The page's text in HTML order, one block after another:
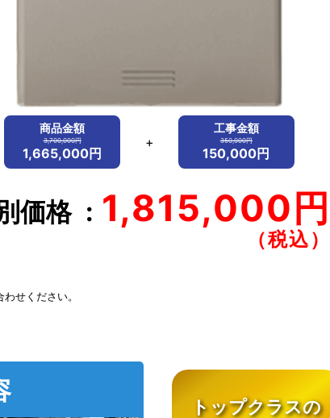
商品金額
3,700,000円
1,665,000円
+
工事金額
350,000円
150,000円
価格 1,815,000円
せください。
トップクラスの